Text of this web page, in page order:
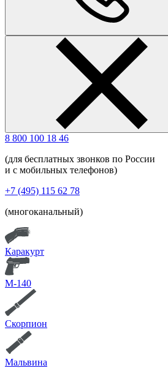
8 800 100 18 46
(для бесплатных звонков по России
и с мобильных телефонов)
+7 (495) 115 62 78
(многоканальный)
Каракурт
М-140
Скорпион
Мальвина